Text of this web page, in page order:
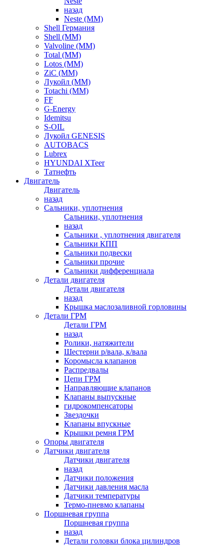
назад
Neste (ММ)
Shell Германия
Shell (ММ)
Valvoline (ММ)
Total (ММ)
Lotos (ММ)
ZiC (ММ)
Лукойл (ММ)
Totachi (MM)
FF
G-Energy
Idemitsu
S-OIL
Лукойл GENESIS
AUTOBACS
Lubrex
HYUNDAI XTeer
Татнефть
Двигатель
Двигатель
назад
Сальники, уплотнения
Сальники, уплотнения
назад
Сальники , уплотнения двигателя
Сальники КПП
Сальники подвески
Сальники прочие
Сальники дифференциала
Детали двигателя
Детали двигателя
назад
Крышка маслозаливной горловины
Детали ГРМ
Детали ГРМ
назад
Ролики, натяжители
Шестерни р/вала, к/вала
Коромысла клапанов
Распредвалы
Цепи ГРМ
Направляющие клапанов
Клапаны выпускные
гидрокомпенсаторы
Звездочки
Клапаны впускные
Крышки ремня ГРМ
Опоры двигателя
Датчики двигателя
Датчики двигателя
назад
Датчики положения
Датчики давления масла
Датчики температуры
Термо-пневмо клапаны
Поршневая группа
Поршневая группа
назад
Детали головки блока цилиндров